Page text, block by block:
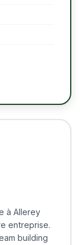
à Allerey
entreprise.
building